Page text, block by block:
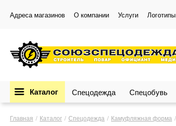
Адреса магазинов О компании Услуги Логотипы
Каталог Спецодежда Спецобувь
Главная Каталог Спецодежда Камуфляжная форма